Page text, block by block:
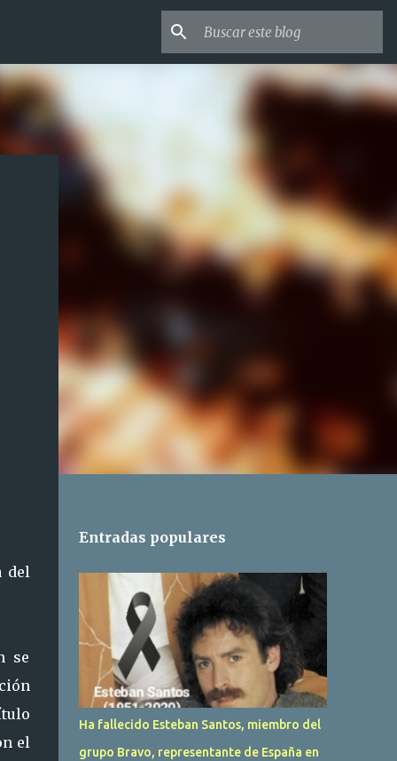
del
se
el
Entradas populares
Ha fallecido Esteban Santos, miembro del
grupo Bravo, representante de España en